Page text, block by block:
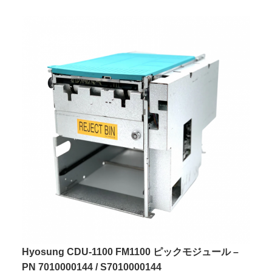
Hyosung CDU-1100 FM1100 ピックモジュール –
PN 7010000144 / S7010000144